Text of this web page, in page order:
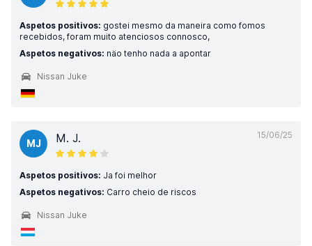
Aspetos positivos: gostei mesmo da maneira como fomos
recebidos, foram muito atenciosos connosco,
Aspetos negativos: näo tenho nada a apontar
Nissan Juke
15/06/25
MJ M. J.
Aspetos positivos: Ja foi melhor
Aspetos negativos: Carro cheio de riscos
Nissan Juke